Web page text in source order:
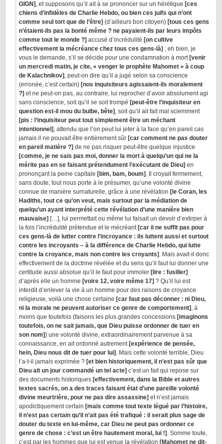
GIGN] , et supposons qu’il ait à se prononcer sur un hérétique [ces
chiens d’infidèles de Charlie Hebdo, ou bien ces juifs qui n’ont
comme seul tort que de l’être] (d’ailleurs bon citoyen) [tous ces gens
n’étaient-ils pas la bonté même ? ne payaient-ils par leurs impôts
comme tout le monde ?] accusé d’incrédulité [on cultive
effectivement la mécréance chez tous ces gens-là] ; eh bien, je
vous le demande, s’il se décide pour une condamnation à mort [venir
un mercredi matin, je cite, « venger le prophète Mahomet » à coup
de Kalachnikov] , peut-on dire qu’il a jugé selon sa conscience
(erronée, c’est certain) [nos inquisiteurs agissaient-ils moralement
?] et ne peut-on pas, au contraire, lui reprocher d’avoir absolument agi
sans conscience, soit qu’il se soit trompé [peut-être l’inquisiteur en
question est-il mou du bulbe, bête] , soit qu’il ait fait mal sciemment
[pis : l’inquisiteur peut tout simplement être un méchant
intentionnel] , attendu que l’on peut lui jeter à la face qu’en pareil cas
jamais il ne pouvait être entièrement sûr [car comment ne pas douter
en pareil matière ?] de ne pas risquer peut-être quelque injustice
[comme, je ne sais pas moi, donner la mort à quelqu’un qui ne la
mérite pas en se faisant prétendument l’exécutant de Dieu] en
prononçant la peine capitale [bim, bam, boum] . Il croyait fermement,
sans doute, tout nous porte à le présumer, qu’une volonté divine
connue de manière surnaturelle, grâce à une révélation [le Coran, les
Hadiths, tout ce qu’on veut, mais surtout par la médiation de
quelqu’un ayant interprété cette révélation d’une manière bien
mauvaise] […], lui permettait ou même lui faisait un devoir d’extirper à
la fois l’incrédulité prétendue et le mécréant [car il ne suffit pas pour
ces gens-là de lutter contre l’incroyance : ils luttent aussi et surtout
contre les incroyants – à la différence de Charlie Hebdo, qui lutte
contre la croyance, mais non contre les croyants] . Mais avait-il donc
effectivement de la doctrine révélée et du sens qu’il faut lui donner une
certitude aussi absolue qu’il le faut pour immoler [lire : fusiller]
d’après elle un homme [voire 12, voire même 17] ? Qu’il lui est
interdit d’enlever la vie à un homme pour des raisons de croyance
religieuse, voilà une chose certaine [car faut pas déconner : ni Dieu,
ni la morale ne peuvent autoriser ce genre de comportement] , à
moins que toutefois (faisons les plus grandes concessions [imaginons
toutefois, on ne sait jamais, que Dieu puisse ordonner de tuer en
son nom]) une volonté divine, extraordinairement parvenue à sa
connaissance, en ait ordonné autrement [expérience de pensée,
hein, Dieu nous dit de tuer pour lui] . Mais cette volonté terrible, Dieu
l’a-t-il jamais exprimée ? [et bien historiquement, il n’est pas sûr que
Dieu ait un jour commandé un tel acte] c’est un fait qui repose sur
des documents historiques [effectivement, dans la Bible et autres
textes sacrés, on a des traces faisant état d’une pareille volonté
divine meurtrière, pour ne pas dire assassine] et n’est jamais
apodictiquement certain [mais comme tout texte légué par l’histoire,
il n’est pas certain qu’il n’ait pas été trafiqué : il serait plus sage de
douter du texte en lui-même, car Dieu ne peut pas ordonner ce
genre de chose : c’est un être hautement moral, lui !] . Somme toute,
c’est par les hommes que lui est venue la révélation [Mahomet ne dit-